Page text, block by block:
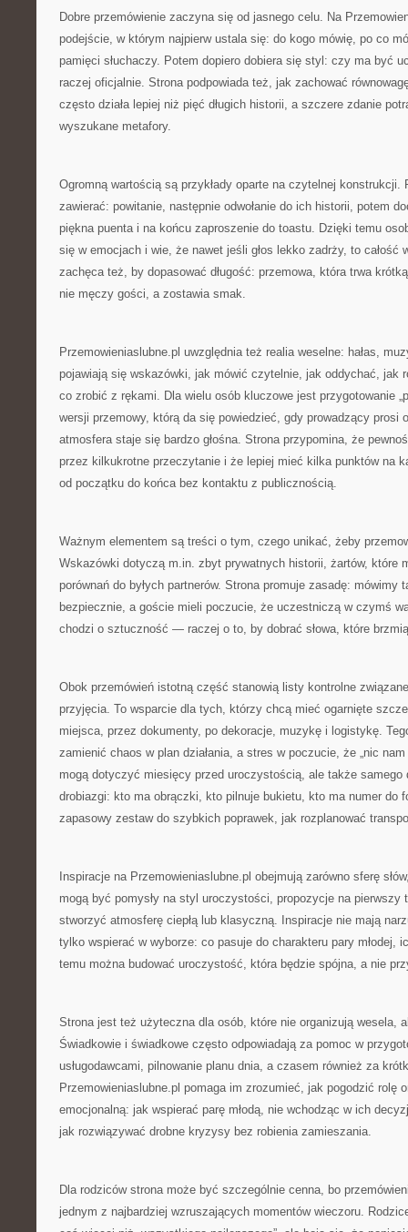
Dobre przemówienie zaczyna się od jasnego celu. Na
podejście, w którym najpierw ustala się: do kogo mówię, po co
pamięci słuchaczy. Potem dopiero dobiera się styl: czy ma być
raczej oficjalnie. Strona podpowiada też, jak zachować
często działa lepiej niż pięć długich historii, a szczere zdanie
wyszukane metafory.
Ogromną wartością są przykłady oparte na czytelnej konstrukcji.
zawierać: powitanie, następnie odwołanie do ich historii, potem
piękna puenta i na końcu zaproszenie do toastu. Dzięki temu
się w emocjach i wie, że nawet jeśli głos lekko zadrży, to całość
zachęca też, by dopasować długość: przemowa, która trwa
nie męczy gości, a zostawia smak.
Przemowieniaslubne.pl uwzględnia też realia weselne: hałas,
pojawiają się wskazówki, jak mówić czytelnie, jak oddychać, jak
co zrobić z rękami. Dla wielu osób kluczowe jest przygotowanie
wersji przemowy, którą da się powiedzieć, gdy prowadzący prosi
atmosfera staje się bardzo głośna. Strona przypomina, że
przez kilkukrotne przeczytanie i że lepiej mieć kilka punktów na
od początku do końca bez kontaktu z publicznością.
Ważnym elementem są treści o tym, czego unikać, żeby
Wskazówki dotyczą m.in. zbyt prywatnych historii, żartów, które
porównań do byłych partnerów. Strona promuje zasadę: mówimy
bezpiecznie, a goście mieli poczucie, że uczestniczą w czymś
chodzi o sztuczność — raczej o to, by dobrać słowa, które
Obok przemówień istotną część stanowią listy kontrolne
przyjęcia. To wsparcie dla tych, którzy chcą mieć ogarnięte
miejsca, przez dokumenty, po dekoracje, muzykę i logistykę.
zamienić chaos w plan działania, a stres w poczucie, że „nic
mogą dotyczyć miesięcy przed uroczystością, ale także samego
drobiazgi: kto ma obrączki, kto pilnuje bukietu, kto ma numer do
zapasowy zestaw do szybkich poprawek, jak rozplanować
Inspiracje na Przemowieniaslubne.pl obejmują zarówno sferę
mogą być pomysły na styl uroczystości, propozycje na
stworzyć atmosferę ciepłą lub klasyczną. Inspiracje nie mają
tylko wspierać w wyborze: co pasuje do charakteru pary młodej,
temu można budować uroczystość, która będzie spójna, a nie
Strona jest też użyteczna dla osób, które nie organizują wesela,
Świadkowie i świadkowe często odpowiadają za pomoc w
usługodawcami, pilnowanie planu dnia, a czasem również za
Przemowieniaslubne.pl pomaga im zrozumieć, jak pogodzić rolę
emocjonalną: jak wspierać parę młodą, nie wchodząc w ich
jak rozwiązywać drobne kryzysy bez robienia zamieszania.
Dla rodziców strona może być szczególnie cenna, bo
jednym z najbardziej wzruszających momentów wieczoru.